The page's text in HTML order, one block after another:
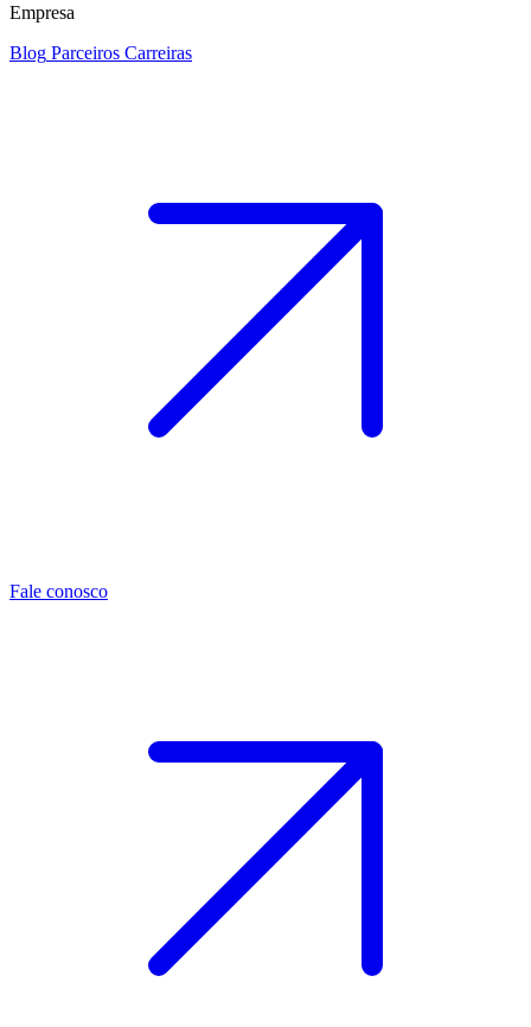
Empresa
Blog Parceiros Carreiras
Fale conosco